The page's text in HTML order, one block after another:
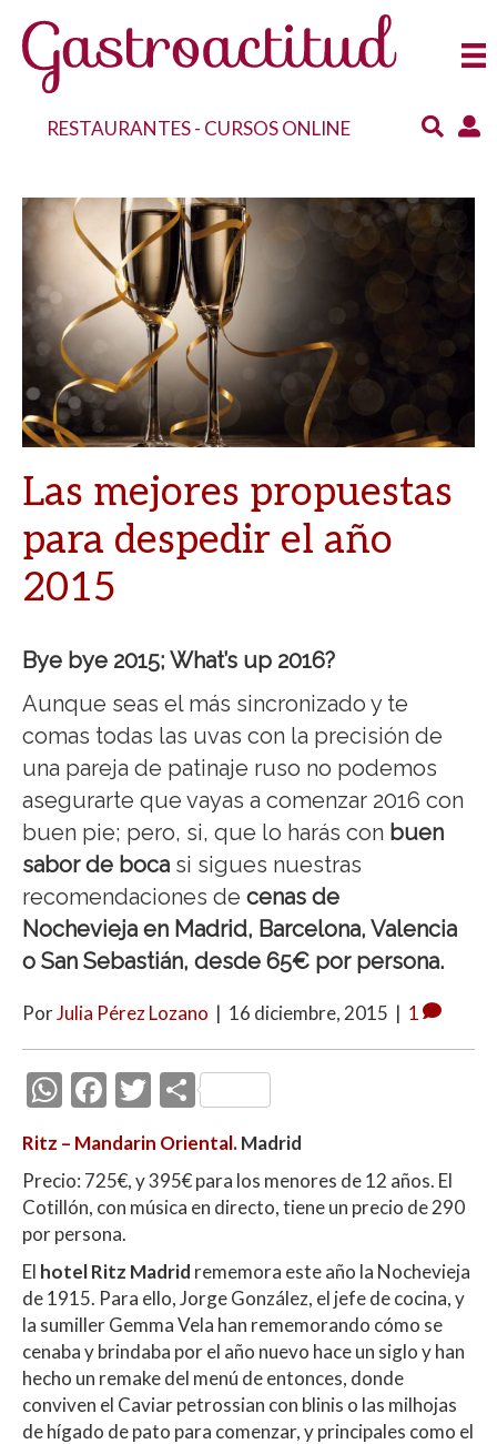
RESTAURANTES- CURSOS ONLINE
Las mejores propuestas
para despedir el año
2015
Bye bye 2015; What’s up 2016?
Aunque seas el más sincronizado y te
comas todas las uvas con la precisión de
una pareja de patinaje ruso no podemos
asegurarte que vayas a comenzar 2016 con
buen pie; pero, si, que lo harás con buen
sabor de boca si sigues nuestras
recomendaciones de cenas de
Nochevieja en Madrid, Barcelona, Valencia
o San Sebastián, desde 65€ por persona.
PorJulia Pérez Lozano | 16 diciembre, 2015 | 1
W
h
at
s
A
p
p
F
ac
e
b
o
o
k
T
w
itt
er
C
o
m
p
ti
r
Ritz – Mandarin Oriental.Madrid
Precio: 725€, y 395€ para los menores de 12 años. El
Cotillón, con música en directo, tiene un precio de 290
por persona.
El hotel Ritz Madrid rememora este año la Nochevieja
de 1915. Para ello, Jorge González, el jefe de cocina, y
la sumiller Gemma Vela han rememorando cómo se
cenaba y brindaba por el año nuevo hace un siglo y han
hecho un remake del menú de entonces, donde
conviven el Caviar petrossian con blinis o las milhojas
de hígado de pato para comenzar, y principales como el